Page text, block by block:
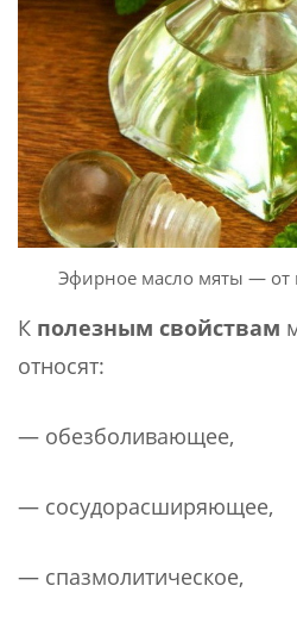
Эфирное масло мяты — от
К полезным свойствам
относят:
— обезболивающее,
— сосудорасширяющее,
— спазмолитическое,